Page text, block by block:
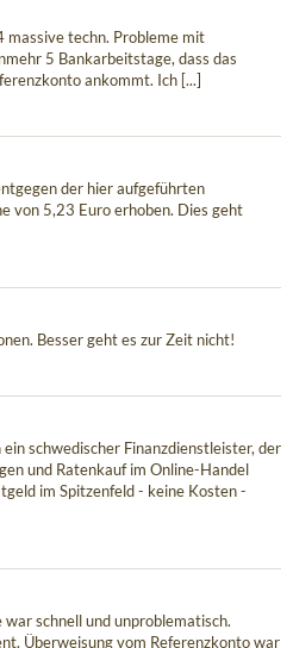
massive techn. Probleme mit
5 Bankarbeitstage, dass das
ankommt. Ich [...]
der hier aufgeführten
von 5,23 Euro erhoben. Dies geht
Besser geht es zur Zeit nicht!
schwedischer Finanzdienstleister, der
und Ratenkauf im Online-Handel
im Spitzenfeld - keine Kosten -
schnell und unproblematisch.
Überweisung vom Referenzkonto war